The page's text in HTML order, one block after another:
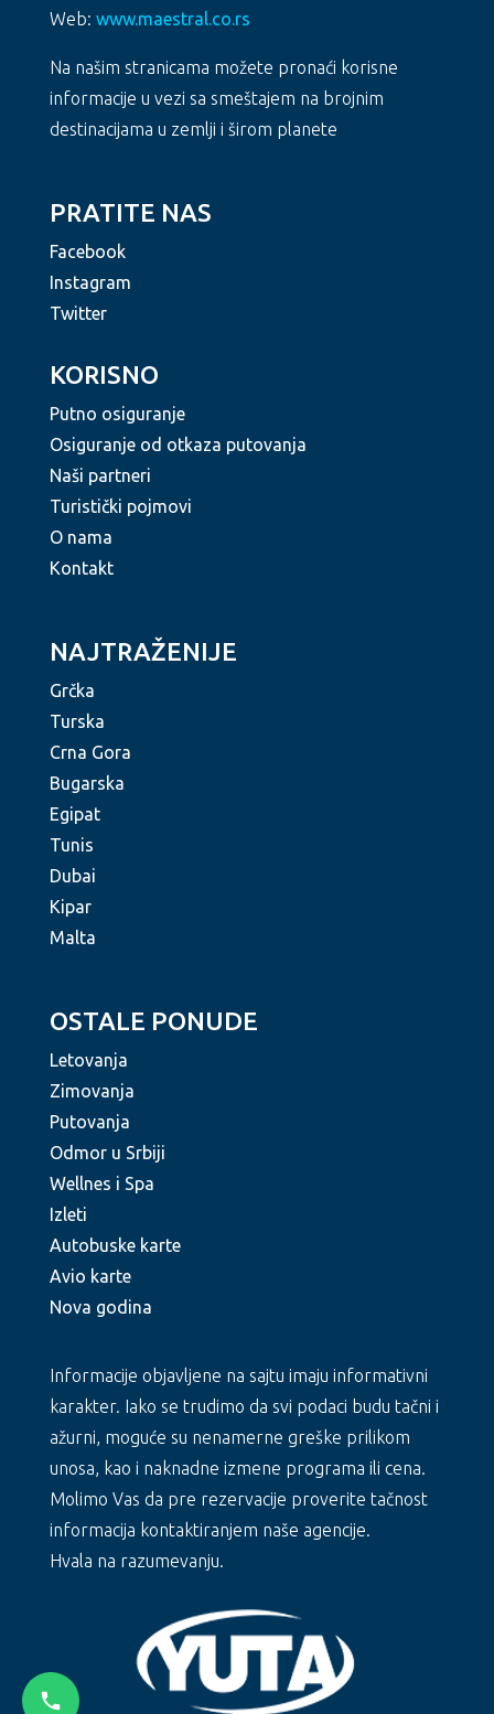
Web: www.maestral.co.rs
Na našim stranicama možete pronaći korisne
informacije u vezi sa smeštajem na brojnim
destinacijama u zemlji i širom planete
PRATITE NAS
Facebook
Instagram
Twitter
KORISNO
Putno osiguranje
Osiguranje od otkaza putovanja
Naši partneri
Turistički pojmovi
O nama
Kontakt
NAJTRAŽENIJE
Grčka
Turska
Crna Gora
Bugarska
Egipat
Tunis
Dubai
Kipar
Malta
OSTALE PONUDE
Letovanja
Zimovanja
Putovanja
Odmor u Srbiji
Wellnes i Spa
Izleti
Autobuske karte
Avio karte
Nova godina
Informacije objavljene na sajtu imaju informativni
karakter. Iako se trudimo da svi podaci budu tačni i
ažurni, moguće su nenamerne greške prilikom
unosa, kao i naknadne izmene programa ili cena.
Molimo Vas da pre rezervacije proverite tačnost
informacija kontaktiranjem naše agencije.
Hvala na razumevanju.